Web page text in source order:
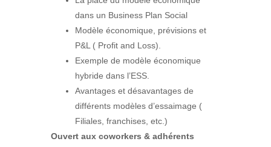
dans un Business Plan Social
Modèle économique, prévisions et
P&L ( Profit and Loss).
Exemple de modèle économique
hybride dans l’ESS.
Avantages et désavantages de
différents modèles d’essaimage (
Filiales, franchises, etc.)
Ouvert aux coworkers & adhérents